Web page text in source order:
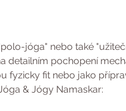
jóga" nebo také
detailním pochopení
fyzicky fit nebo jako
& Jógy Namaskar: